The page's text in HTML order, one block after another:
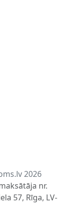
2026
nr.
57, Rīga, LV-